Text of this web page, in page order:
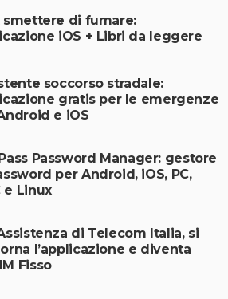
smettere di fumare:
iOS + Libri da leggere
soccorso stradale:
gratis per le emergenze
e iOS
Password Manager: gestore
per Android, iOS, PC,
e Linux
di Telecom Italia, si
l’applicazione e diventa
Fisso